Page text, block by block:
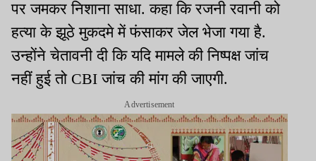
पर जमकर निशाना साधा. कहा कि रजनी रवानी को
हत्या के झूठे मुकदमे में फंसाकर जेल भेजा गया है.
उन्होंने चेतावनी दी कि यदि मामले की निष्पक्ष जांच
नहीं हुई तो CBI जांच की मांग की जाएगी.
Advertisement